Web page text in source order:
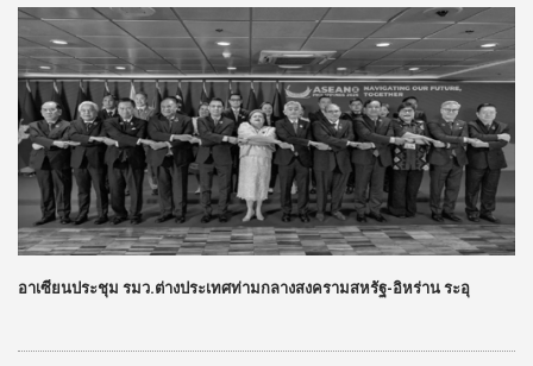
อาเซียนประชุม รมว.ต่างประเทศท่ามกลางสงครามสหรัฐ-อิหร่าน ระอุ